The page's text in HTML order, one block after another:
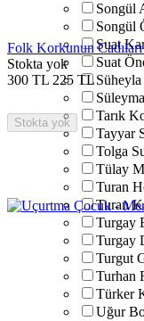
Songül
Songül
Suat
Suat
Tarık
Tayyar
Tolga
Tülay
Turan
Turan
Turgay
Turgay
Turgut
Turhan
Türker
Uğur
Folk Korkunun
Stokta yok
300 TL 225 TL
Stokta yok